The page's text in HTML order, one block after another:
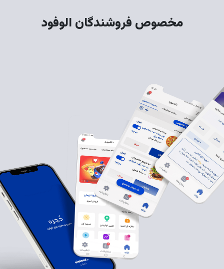
مخصوص فروشندگان الوفود